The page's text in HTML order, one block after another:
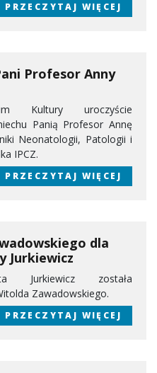
PRZECZYTAJ WIĘCEJ
Profesor Anny
Kultury uroczyście
Panią Profesor Annę
Neonatologii, Patologii i
IPCZ.
PRZECZYTAJ WIĘCEJ
dla
Jurkiewicz
Jurkiewicz została
Zawadowskiego.
PRZECZYTAJ WIĘCEJ